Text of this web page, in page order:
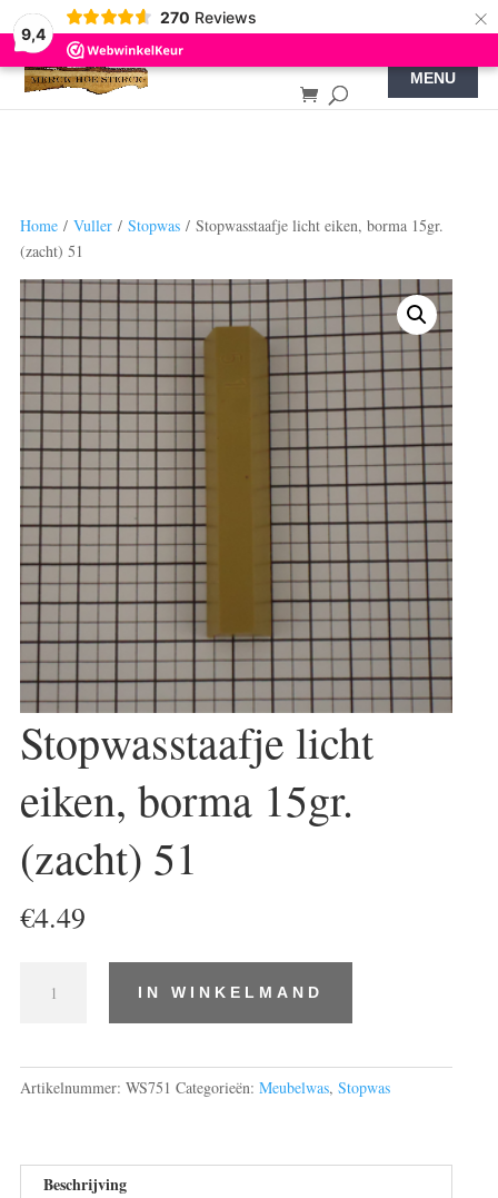
9,4
270 Reviews ×
Home/ Vuller/ Stopwas/ Stopwasstaafje licht eiken, borma 15gr.
(zacht) 51
Stopwasstaafje licht
eiken, borma 15gr.
(zacht) 51
€4.49
IN WINKELMAND
Artikelnummer: WS751 Categorieën: Meubelwas, Stopwas
Beschrijving